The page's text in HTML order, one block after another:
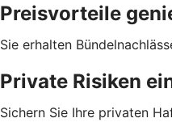
Preisvorteile
Sie erhalten
Private Risiken
Sichern Sie Ihre privaten